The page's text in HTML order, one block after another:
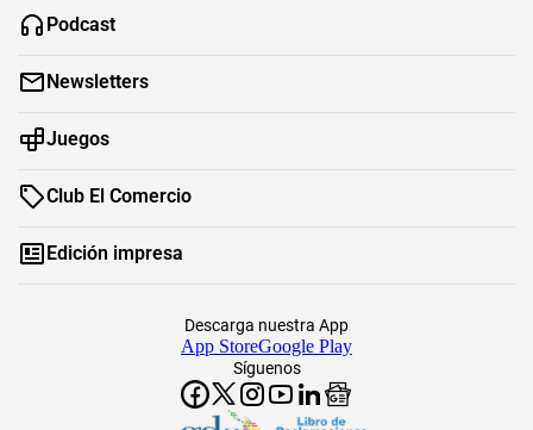
Podcast
Newsletters
Juegos
Club El Comercio
Edición impresa
Síguenos
Descarga nuestra App
App StoreGoogle Play